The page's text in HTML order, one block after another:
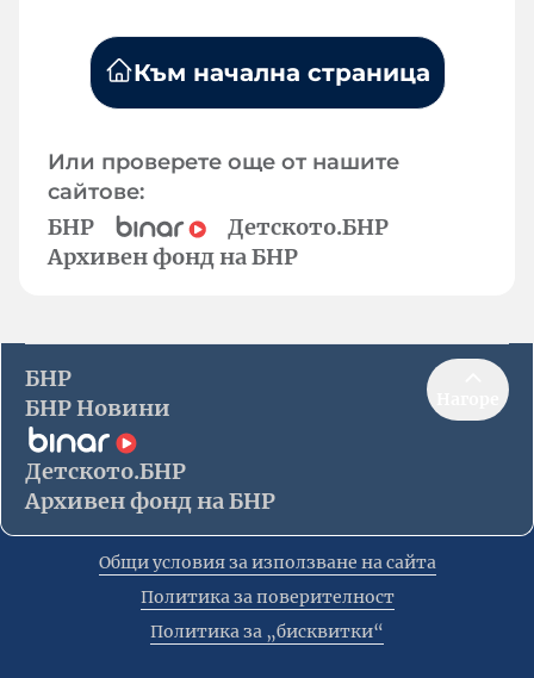
Към начална страница
Или проверете още от нашите
сайтове:
БНР
Детското.БНР
Архивен фонд на БНР
БНР
БНР Новини
Детското.БНР
Архивен фонд на БНР
Общи условия за използване на сайта
Политика за поверителност
Политика за „бисквитки“